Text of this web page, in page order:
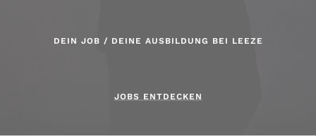
DEIN JOB / DEINE AUSBILDUNG BEI LEEZE
JOBS ENTDECKEN